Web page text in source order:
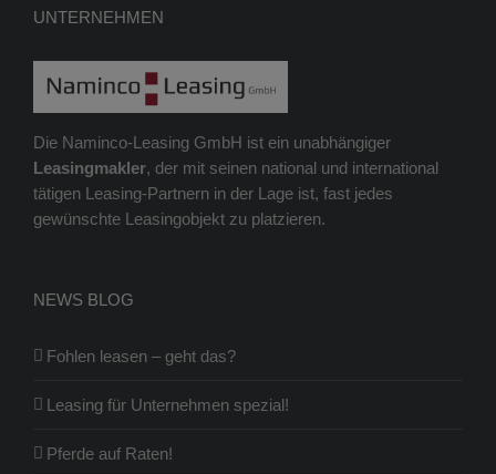
UNTERNEHMEN
Die Naminco-Leasing GmbH ist ein unabhängiger
Leasingmakler, der mit seinen national und international
tätigen Leasing-Partnern in der Lage ist, fast jedes
gewünschte Leasingobjekt zu platzieren.
NEWS BLOG
Fohlen leasen – geht das?
Leasing für Unternehmen spezial!
Pferde auf Raten!